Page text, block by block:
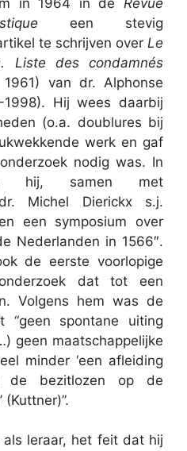
een stevig
te schrijven over Le
Liste des condamnés
1961) van dr. Alphonse
1998). Hij wees daarbij
(o.a. doublures bij
werk en gaf
nodig was. In
hij, samen met
Michel Dierickx s.j.
een symposium over
Nederlanden in 1566″.
de eerste voorlopige
dat tot een
Volgens hem was de
“geen spontane uiting
geen maatschappelijke
minder ‘een afleiding
de bezitlozen op de
leraar, het feit dat hij